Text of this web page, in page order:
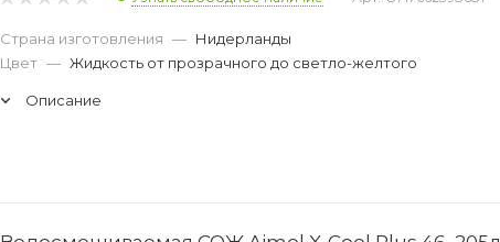
Страна изготовления — Нидерланды
Цвет — Жидкость от прозрачного до светло-желтого
Описание